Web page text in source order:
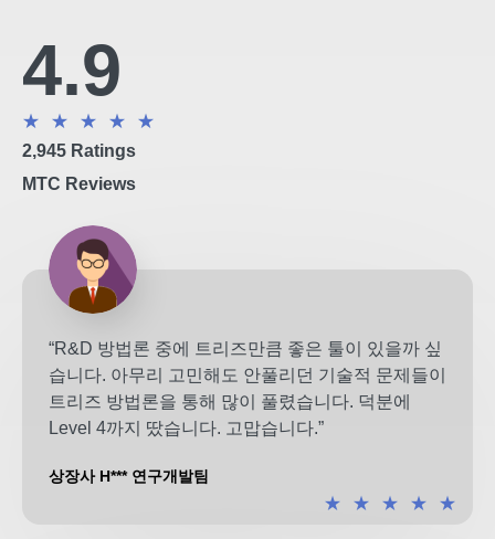
4.9
★ ★ ★ ★
★
2,945 Ratings
MTC Reviews
“R&D 방법론 중에 트리즈만큼 좋은 툴이 있을까 싶
습니다. 아무리 고민해도 안풀리던 기술적 문제들이
트리즈 방법론을 통해 많이 풀렸습니다. 덕분에
Level 4까지 땄습니다. 고맙습니다.”
★ ★ ★ ★ ★
상장사 H*** 연구개발팀